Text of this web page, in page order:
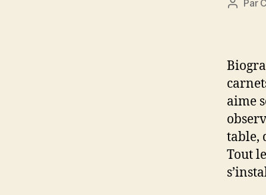
Auteur
Par
aime
table,
Tout